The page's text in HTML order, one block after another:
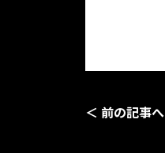
＜ 前の記事へ